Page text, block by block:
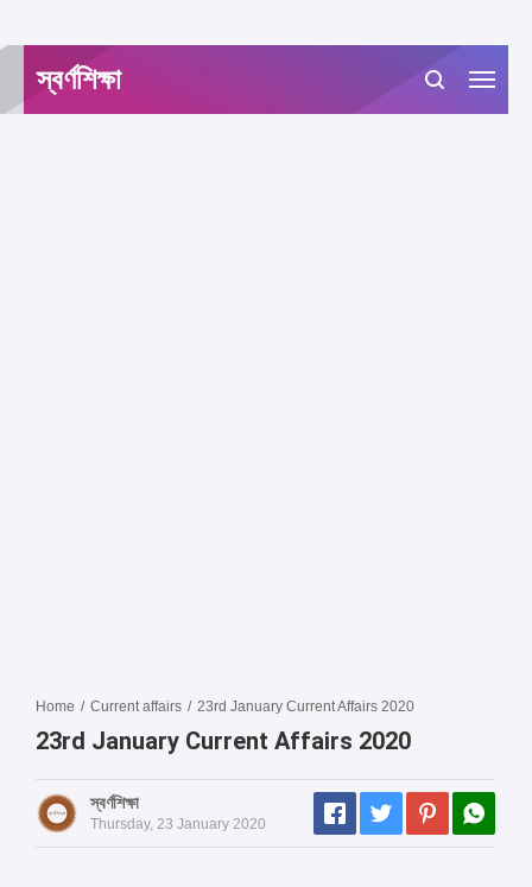
স্বর্ণশিক্ষা
Home / Current affairs / 23rd January Current Affairs 2020
23rd January Current Affairs 2020
স্বর্ণশিক্ষা
Thursday, 23 January 2020